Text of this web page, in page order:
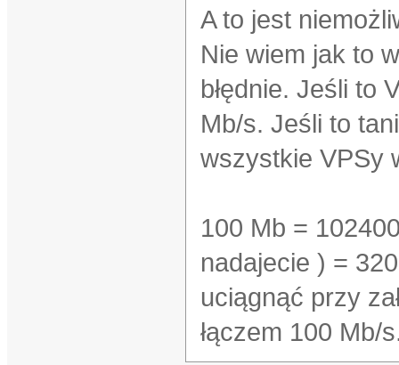
A to jest
Nie wiem jak to
błędnie. Jeśli to
Mb/s. Jeśli to
wszystkie VPSy
100 Mb =
nadajecie ) =
uciągnąć przy
łączem 100 Mb/